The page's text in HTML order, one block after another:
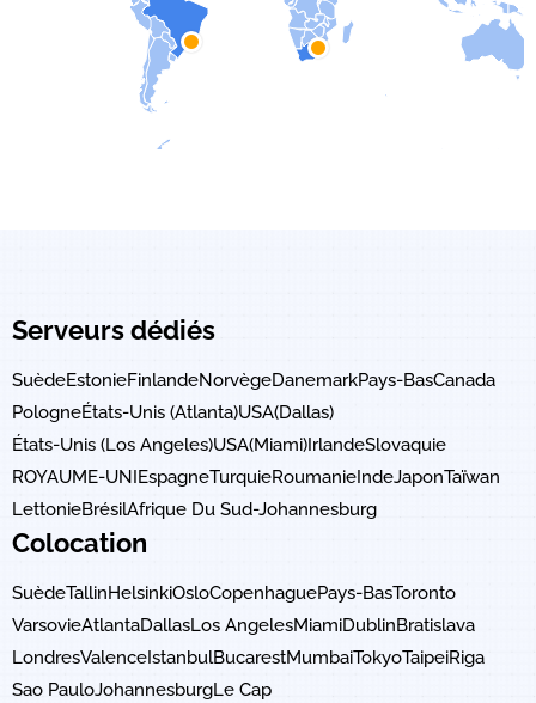
Serveurs dédiés
SuèdeEstonieFinlandeNorvègeDanemarkPays-BasCanada
PologneÉtats-Unis (Atlanta)USA(Dallas)
États-Unis (Los Angeles)USA(Miami) IrlandeSlovaquie
ROYAUME-UNI EspagneTurquieRoumanie IndeJaponTaïwan
LettonieBrésilAfrique Du Sud-Johannesburg
Colocation
SuèdeTallinHelsinkiOsloCopenhaguePays-BasToronto
VarsovieAtlantaDallasLos AngelesMiamiDublinBratislava
LondresValence IstanbulBucarestMumbaiTokyoTaipeiRiga
Sao PauloJohannesburgLe Cap